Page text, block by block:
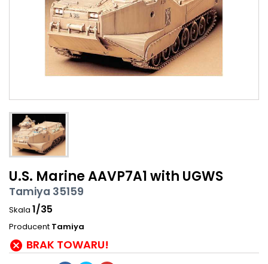
U.S. Marine AAVP7A1 with UGWS
Tamiya 35159
Skala 1/35
Producent Tamiya
 BRAK TOWARU!